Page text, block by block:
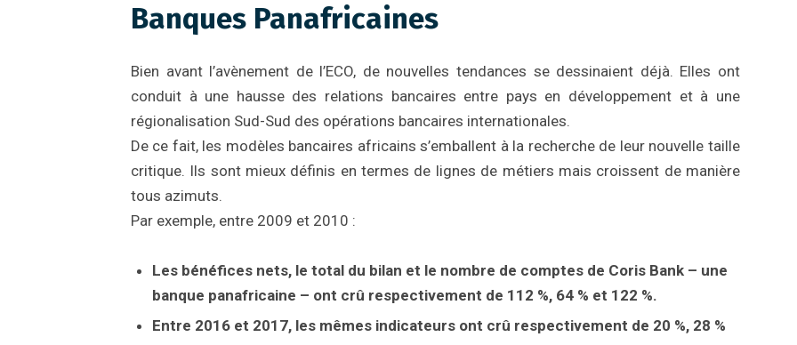
Banques Panafricaines
Bien avant l’avènement de l’ECO, de nouvelles tendances se dessinaient déjà. Elles ont
conduit à une hausse des relations bancaires entre pays en développement et à une
régionalisation Sud-Sud des opérations bancaires internationales.
De ce fait, les modèles bancaires africains s’emballent à la recherche de leur nouvelle taille
critique. Ils sont mieux définis en termes de lignes de métiers mais croissent de manière
tous azimuts.
Par exemple, entre 2009 et 2010 :
Les bénéfices nets, le total du bilan et le nombre de comptes de Coris Bank – une
banque panafricaine – ont crû respectivement de 112 %, 64 % et 122 %.
Entre 2016 et 2017, les mêmes indicateurs ont crû respectivement de 20 %, 28 %